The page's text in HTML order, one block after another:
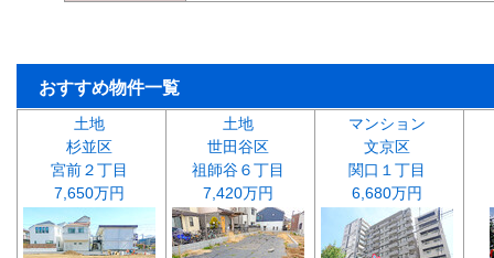
おすすめ物件一覧
土地
杉並区
宮前２丁目
7,650万円
土地
世田谷区
祖師谷６丁目
7,420万円
マンション
文京区
関口１丁目
6,680万円